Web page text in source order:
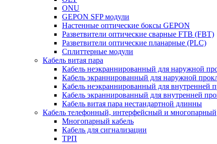
ONU
GEPON SFP модули
Настенные оптические боксы GEPON
Разветвители оптические сварные FTB (FBT)
Разветвители оптические планарные (PLC)
Сплиттерные модули
Кабель витая пара
Кабель неэкраннированный для наружной
Кабель экраннированный для наружной
Кабель неэкраннированный для внутренней
Кабель экраннированный для внутренней
Кабель витая пара нестандартной длинны
Кабель телефонный, интерфейсный и многопарный
Многопарный кабель
Кабель для сигнализации
ТРП